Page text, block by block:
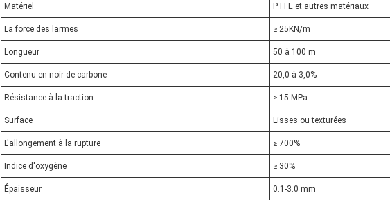
Matériel PTFE et autres matériaux
La force des larmes ≥ 25KN/m
Longueur 50 à 100 m
Contenu en noir de carbone 20,0 à 3,0%
Résistance à la traction ≥ 15 MPa
Surface Lisses ou texturées
L'allongement à la rupture ≥ 700%
Indice d'oxygène ≥ 30%
Épaisseur 0.1-3.0 mm